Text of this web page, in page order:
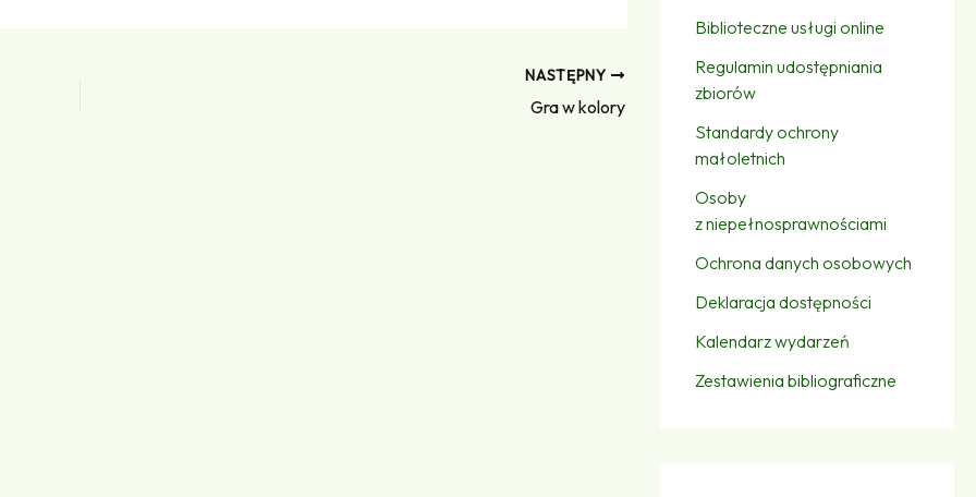
NASTĘPNY
Gra w kolory
Biblioteczne usługi online
Regulamin udostępniania
zbiorów
Standardy ochrony
małoletnich
Osoby
z niepełnosprawnościami
Ochrona danych osobowych
Deklaracja dostępności
Kalendarz wydarzeń
Zestawienia bibliograficzne